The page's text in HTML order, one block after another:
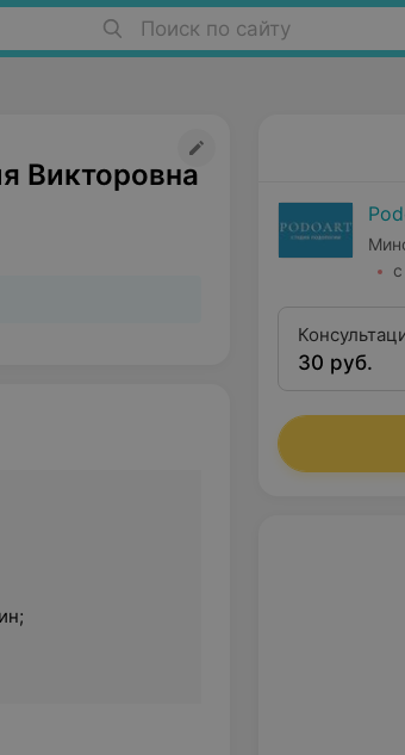
Поиск по сайту
Викторовна
30 руб.